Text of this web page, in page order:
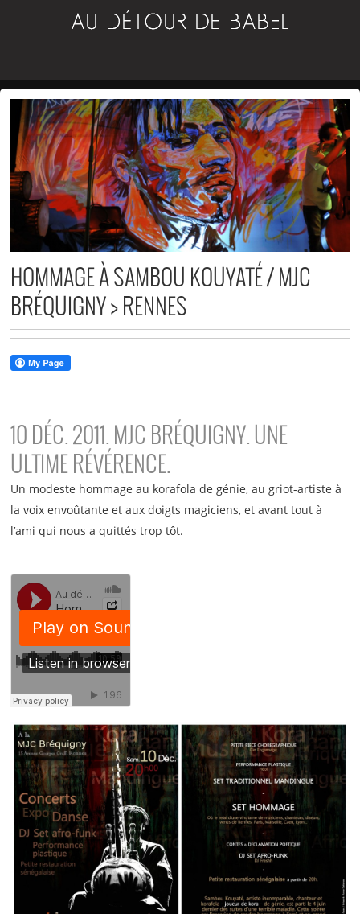
HOMMAGE À SAMBOU KOUYATÉ / MJC
BRÉQUIGNY > RENNES
10 DÉC. 2011. MJC BRÉQUIGNY. UNE
ULTIME RÉVÉRENCE.
Un modeste hommage au korafola de génie, au griot-artiste à
la voix envoûtante et aux doigts magiciens, et avant tout à
l’ami qui nous a quittés trop tôt.